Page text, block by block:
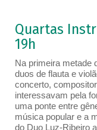
Quartas
19h
Na primeira metade
duos de flauta e
concerto,
interessavam pela
uma ponte entre
música popular e a
do Duo Luz-Ribeiro